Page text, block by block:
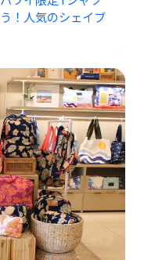
！人気のシェイブ